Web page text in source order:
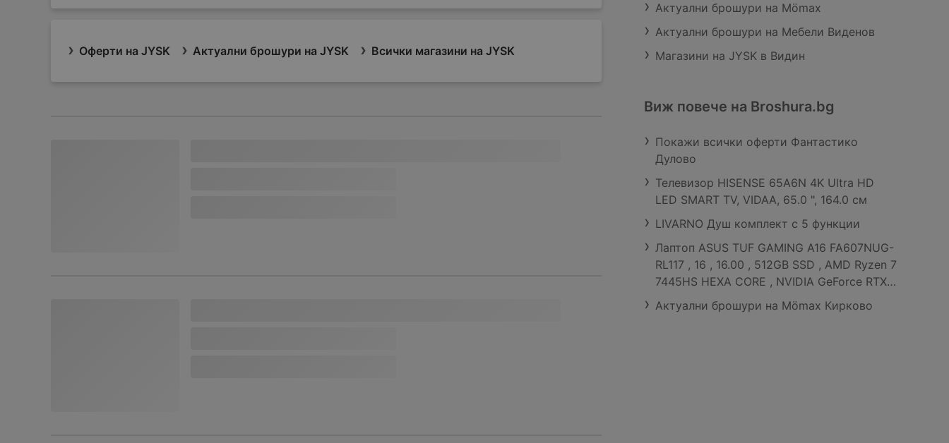
Оферти на JYSK Актуални брошури на JYSK Всички магазини на JYSK
Актуални брошури на Mömax
Актуални брошури на Мебели Виденов
Магазини на JYSK в Видин
Виж повече на Broshura.bg
Покажи всички оферти Фантастико
Дулово
Телевизор HISENSE 65A6N 4K Ultra HD
LED SMART TV, VIDAA, 65.0 ", 164.0 см
LIVARNO Душ комплект с 5 функции
Лаптоп ASUS TUF GAMING A16 FA607NUG-
RL117 , 16 , 16.00 , 512GB SSD , AMD Ryzen 7
7445HS HEXA CORE , NVIDIA GeForce RTX
4050 6GB GDDR6 , Без OS
Актуални брошури на Mömax Кирково